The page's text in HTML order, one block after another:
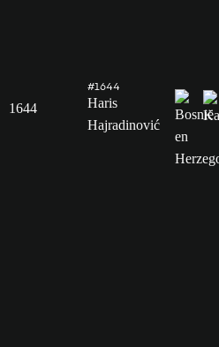
1644
#1644
Haris
Hajradinović